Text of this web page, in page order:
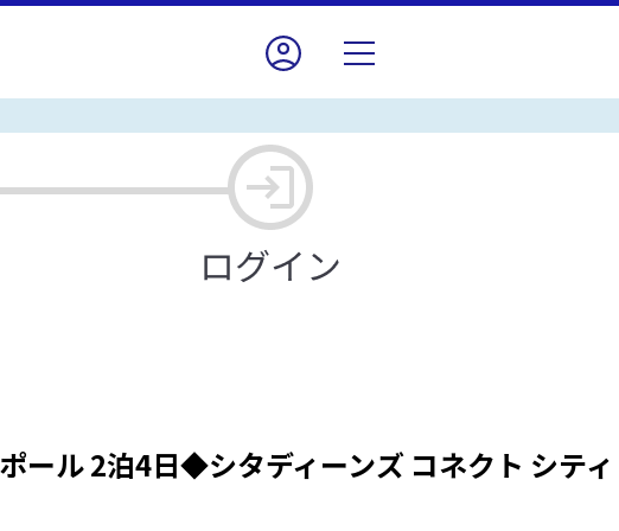
ル 2泊4日◆シタディーンズ コネクト シティ